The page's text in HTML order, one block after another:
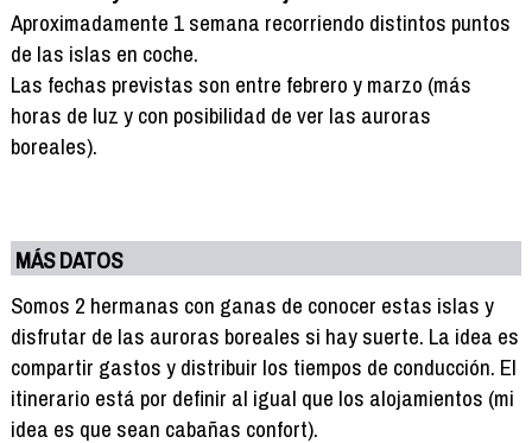
Aproximadamente 1 semana recorriendo distintos puntos
de las islas en coche.
Las fechas previstas son entre febrero y marzo (más
horas de luz y con posibilidad de ver las auroras
boreales).
MÁS DATOS
Somos 2 hermanas con ganas de conocer estas islas y
disfrutar de las auroras boreales si hay suerte. La idea es
compartir gastos y distribuir los tiempos de conducción. El
itinerario está por definir al igual que los alojamientos (mi
idea es que sean cabañas confort).